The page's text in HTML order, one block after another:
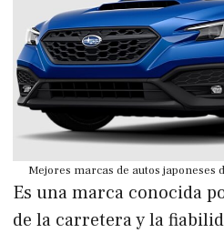
Mejores marcas de autos japoneses
Es una marca conocida
de la carretera y la